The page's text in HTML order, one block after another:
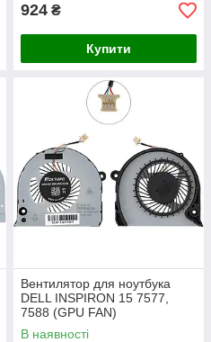
924 ₴
Купити
Вентилятор для ноутбука
DELL INSPIRON 15 7577,
7588 (GPU FAN)
(DFS541105FC0T) (Кулер)
В наявності